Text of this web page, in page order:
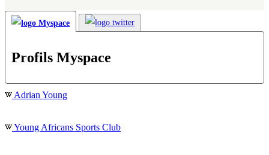
Profils Myspace
Adrian Young
Young Africans Sports Club